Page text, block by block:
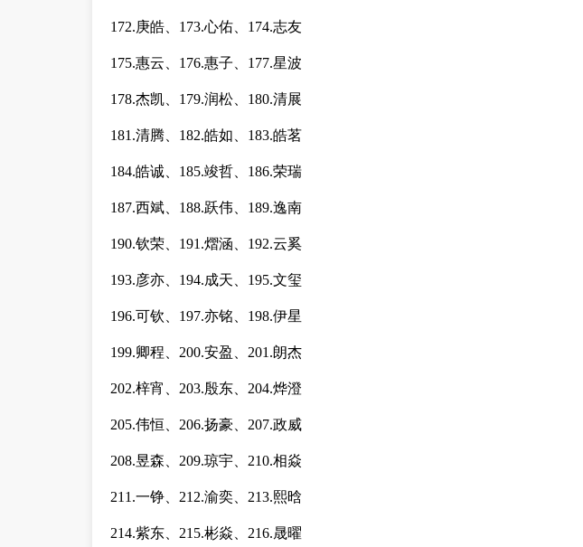
172.庚皓、173.心佑、174.志友
175.惠云、176.惠子、177.星波
178.杰凯、179.润松、180.清展
181.清腾、182.皓如、183.皓茗
184.皓诚、185.竣哲、186.荣瑞
187.西斌、188.跃伟、189.逸南
190.钦荣、191.熠涵、192.云奚
193.彦亦、194.成天、195.文玺
196.可钦、197.亦铭、198.伊星
199.卿程、200.安盈、201.朗杰
202.梓宵、203.殷东、204.烨澄
205.伟恒、206.扬豪、207.政威
208.昱森、209.琼宇、210.相焱
211.一铮、212.渝奕、213.熙晗
214.紫东、215.彬焱、216.晟曜